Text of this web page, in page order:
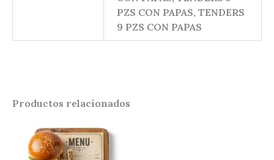
PZS CON PAPAS, TENDERS
9 PZS CON PAPAS
Productos relacionados